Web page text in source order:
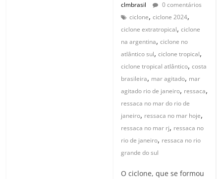
clmbrasil
0 comentários
ciclone,ciclone 2024,
ciclone extratropical,ciclone
na argentina,ciclone no
atlântico sul,ciclone tropical,
ciclone tropical atlântico,costa
brasileira, mar agitado, mar
agitado rio de janeiro, ressaca,
ressaca no mar do rio de
janeiro, ressaca no mar hoje,
ressaca no mar rj, ressaca no
rio de janeiro, ressaca no rio
grande do sul
O ciclone, que se formou